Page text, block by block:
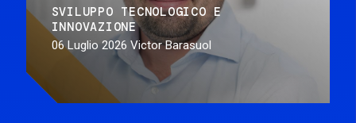
SVILUPPO TECNOLOGICO E
INNOVAZIONE
06 Luglio 2026 Victor Barasuol